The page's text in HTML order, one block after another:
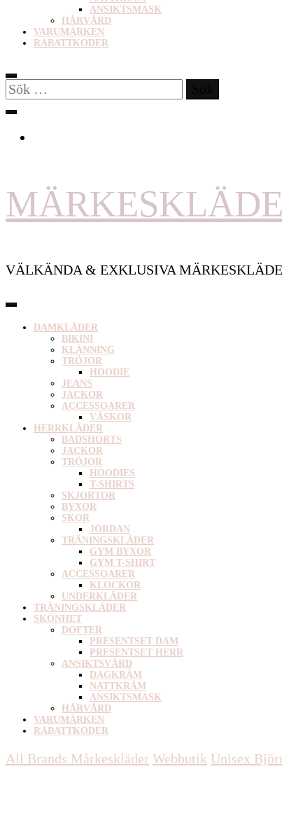
ANSIKTSMASK
HÅRVÅRD
VARUMÄRKEN
RABATTKODER
Sök
efter:
VÄLKÄNDA & EXKLUSIVA
DAMKLÄDER
BIKINI
KLÄNNING
TRÖJOR
HOODIE
JEANS
JACKOR
ACCESSOARER
VÄSKOR
HERRKLÄDER
BADSHORTS
JACKOR
TRÖJOR
HOODIES
T-SHIRTS
SKJORTOR
BYXOR
SKOR
JORDAN
TRÄNINGSKLÄDER
GYM BYXOR
GYM T-SHIRT
ACCESSOARER
KLOCKOR
UNDERKLÄDER
TRÄNINGSKLÄDER
SKÖNHET
DOFTER
PRESENTSET DAM
PRESENTSET HERR
ANSIKTSVÅRD
DAGKRÄM
NATTKRÄM
ANSIKTSMASK
HÅRVÅRD
VARUMÄRKEN
RABATTKODER
All Brands Mårkeskläder Webbutik Unisex